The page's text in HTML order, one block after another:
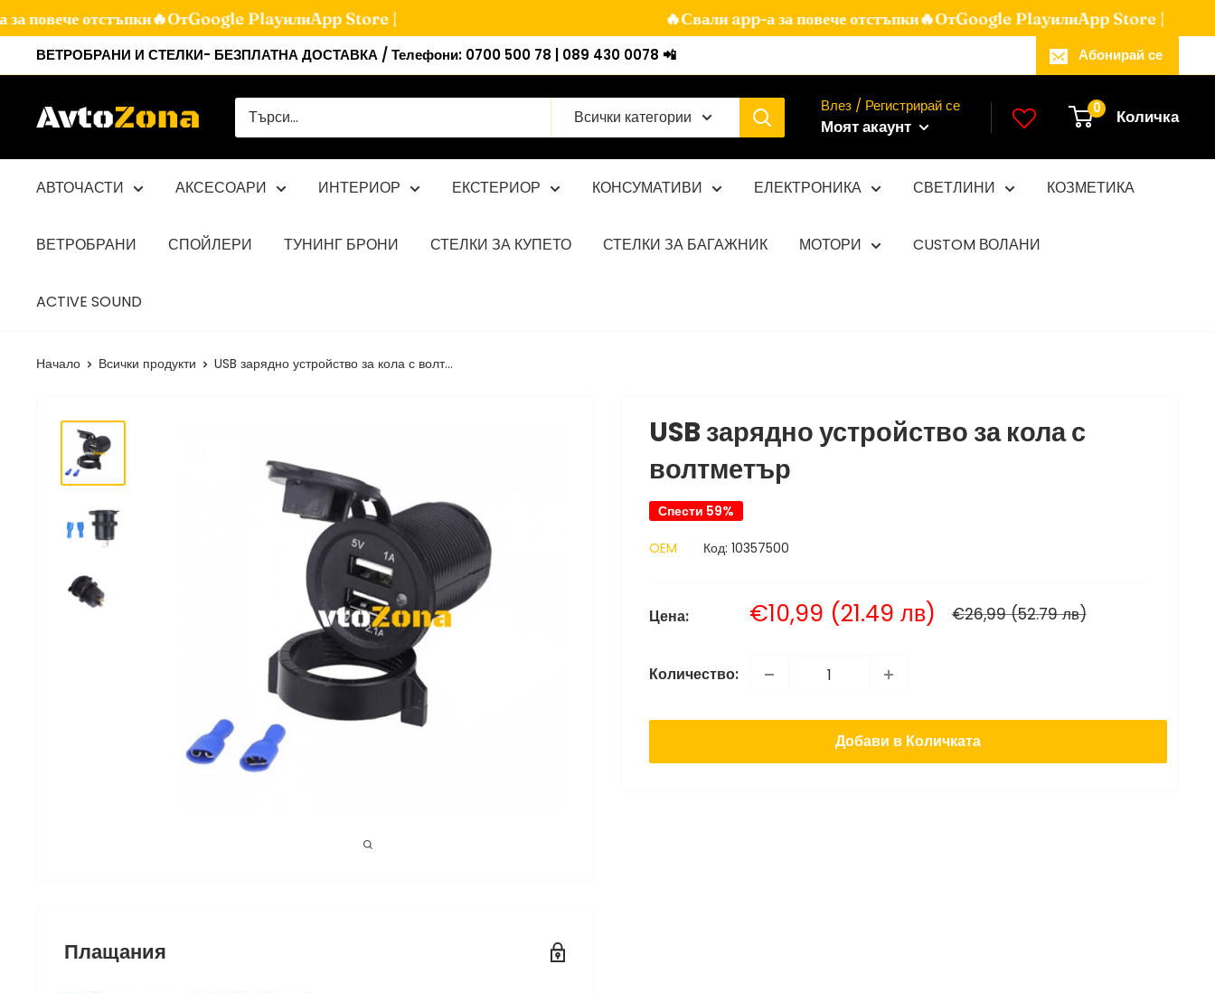
отстъпки🔥ОтGoogle PlayилиApp Store | 🔥Свали app-а за повече отстъпки🔥ОтGoogle PlayилиApp Store |
към
ВЕТРОБРАНИ И СТЕЛКИ- БЕЗПЛАТНА ДОСТАВКА / Телефони: 0700 500 78 | 089 430 0078 📲 Абонирай се
Avtozona Всички категории
Влез / Регистрирай се
Моят акаунт
0 Количка
АВТОЧАСТИ АКСЕСОАРИ ИНТЕРИОР ЕКСТЕРИОР КОНСУМАТИВИ ЕЛЕКТРОНИКА СВЕТЛИНИ КОЗМЕТИКА
ВЕТРОБРАНИ СПОЙЛЕРИ ТУНИНГ БРОНИ СТЕЛКИ ЗА КУПЕТО СТЕЛКИ ЗА БАГАЖНИК МОТОРИ CUSTOM ВОЛАНИ
ACTIVE SOUND
Начало Всички продукти USB зарядно устройство за кола с волт...
USB зарядно устройство за кола с
волтметър
Спести 59%
OEM Код: 10357500
Цена: Продажна
цена
€10,99 (21.49 лв) Нормална
цена
€26,99 (52.79 лв)
Количество:
Добави в Количката
Плащания